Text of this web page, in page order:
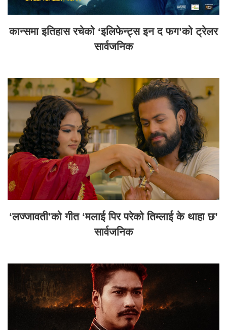
कान्समा इतिहास रचेको ‘इलिफेन्ट्स इन द फग’को ट्रेलर
सार्वजनिक
‘लज्जावती’को गीत ‘मलाई पिर परेको तिम्लाई के थाहा छ’
सार्वजनिक